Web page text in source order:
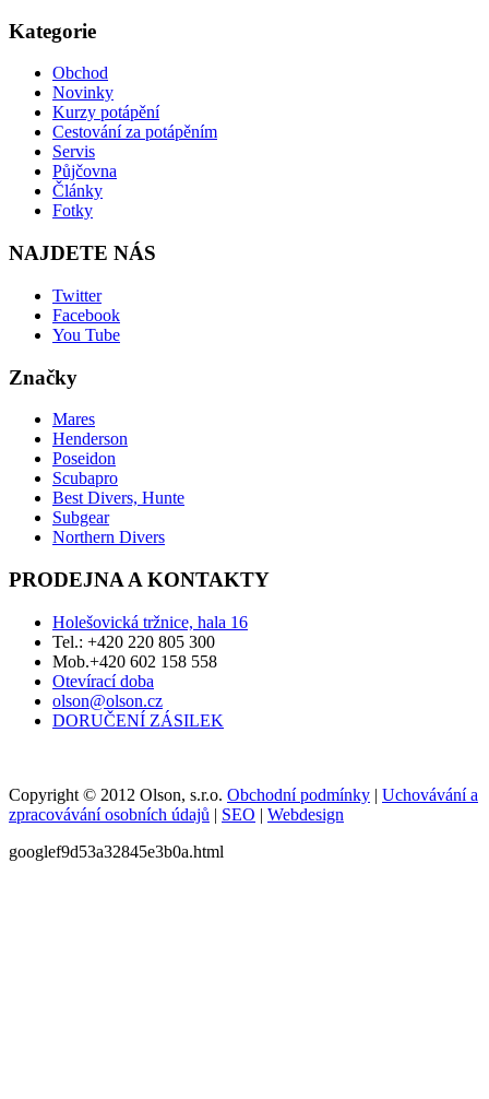
Kategorie
Obchod
Novinky
Kurzy potápění
Cestování za potápěním
Servis
Půjčovna
Články
Fotky
NAJDETE NÁS
Twitter
Facebook
You Tube
Značky
Mares
Henderson
Poseidon
Scubapro
Best Divers, Hunte
Subgear
Northern Divers
PRODEJNA A KONTAKTY
Holešovická tržnice, hala 16
Tel.: +420 220 805 300
Mob.+420 602 158 558
Otevírací doba
olson@olson.cz
DORUČENÍ ZÁSILEK
Copyright © 2012 Olson, s.r.o. Obchodní podmínky | Uchovávání a
zpracovávání osobních údajů | SEO | Webdesign
googlef9d53a32845e3b0a.html